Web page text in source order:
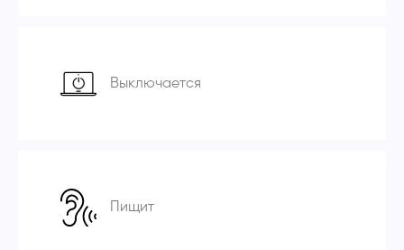
Выключается
Пищит